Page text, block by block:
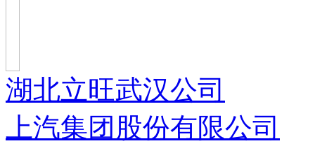
湖北立旺武汉公司
上汽集团股份有限公司